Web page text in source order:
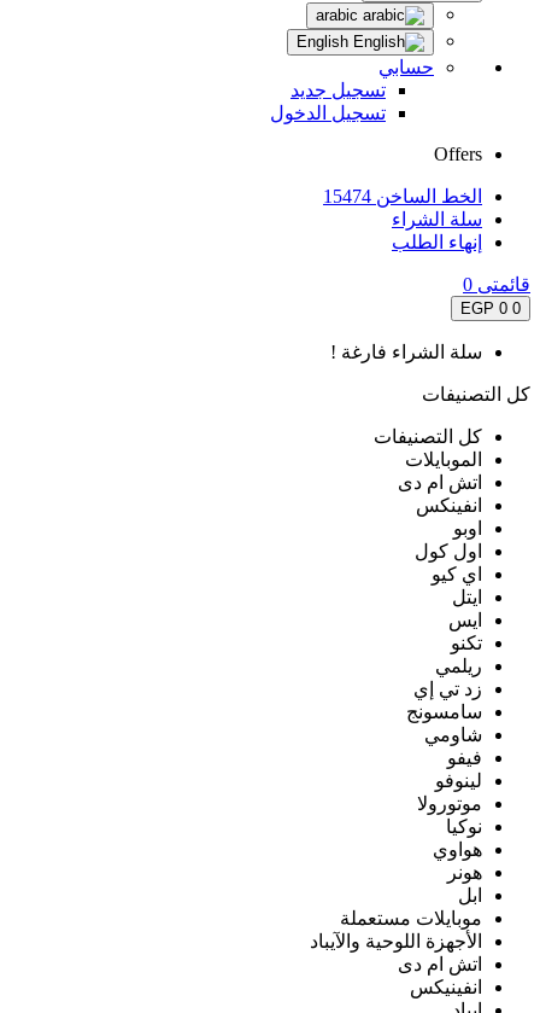
حسابي
تسجيل جديد
تسجيل الدخول
Offers
الخط الساخن 15474
سلة الشراء
إنهاء الطلب
قائمتى 0
0
0 EGP
سلة الشراء فارغة !
كل التصنيفات
كل التصنيفات
الموبايلات
اتش ام دى
انفينكس
اوبو
اول كول
اي كيو
ايتل
ايس
تكنو
ريلمي
زد تي إي
سامسونج
شاومي
فيفو
لينوفو
موتورولا
نوكيا
هواوي
هونر
ابل
موبايلات مستعملة
الأجهزة اللوحية والآيباد
اتش ام دى
انفينيكس